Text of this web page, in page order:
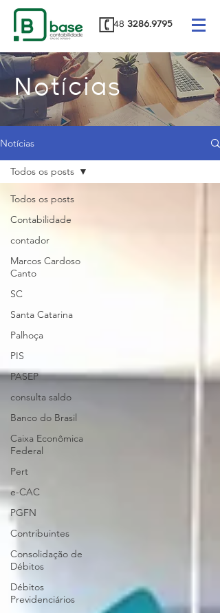
48 3286.9795
Notícias
Notícias
Todos os posts
Contabilidade
contador
Marcos Cardoso
Canto
SC
Santa Catarina
Palhoça
PIS
PASEP
consulta saldo
Banco do Brasil
Caixa Econômica
Federal
Pert
e-CAC
PGFN
Contribuintes
Consolidação de
Débitos
Débitos
Previdenciários
Todos os posts